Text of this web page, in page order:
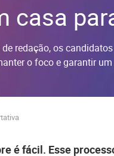
casa
redação, os
o foco e garantir
é fácil. Esse